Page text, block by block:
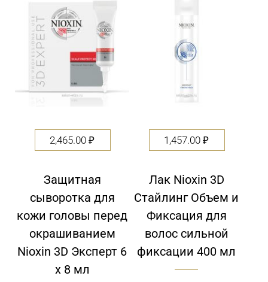
2,465.00₽
Защитная
сыворотка для
кожи головы перед
окрашиванием
Nioxin 3D Эксперт 6
х 8 мл
1,457.00₽
Лак Nioxin 3D
Стайлинг Объем и
Фиксация для
волос сильной
фиксации 400 мл